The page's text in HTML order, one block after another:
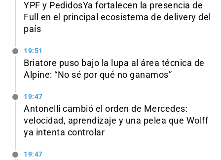
YPF y PedidosYa fortalecen la presencia de
Full en el principal ecosistema de delivery del
país
19:51
Briatore puso bajo la lupa al área técnica de
Alpine: “No sé por qué no ganamos”
19:47
Antonelli cambió el orden de Mercedes:
velocidad, aprendizaje y una pelea que Wolff
ya intenta controlar
19:47